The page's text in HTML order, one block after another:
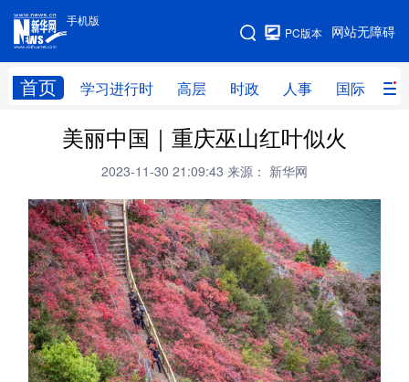
手机版
网站无障碍
PC版本
首页 学习进行时 高层 时政 人事 国际 财
手机版
网站地图
学习进行时 高层 时政 人事
财经 网评
台湾 思客智库 全球连线 教育
科技 科创 量子 体育
文化 书画 健康 军事
访谈 视频 图片 政务
法律 中央文件 金融 汽车
美丽中国｜重庆巫山红叶似火
2023-11-30 21:09:43 来源： 新华网